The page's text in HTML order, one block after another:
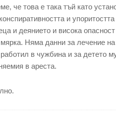
че това е така тъй като
и
и деянието и висока
Няма данни за лечение на
в чужбина и за детето
в ареста.